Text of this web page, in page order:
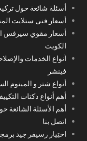
أسئلة شائعة حول
أسعار فني ستلايت
أسعار مقوي سيرفس
الكويت
أنواع الخدمات
فينشر
أنواع شتر و المينوم
أهم أنواع دكتات
أهم الأسئلة الشائعة
اتصل بنا
اختِيار رسيفر جيد برمجة الرسيفر